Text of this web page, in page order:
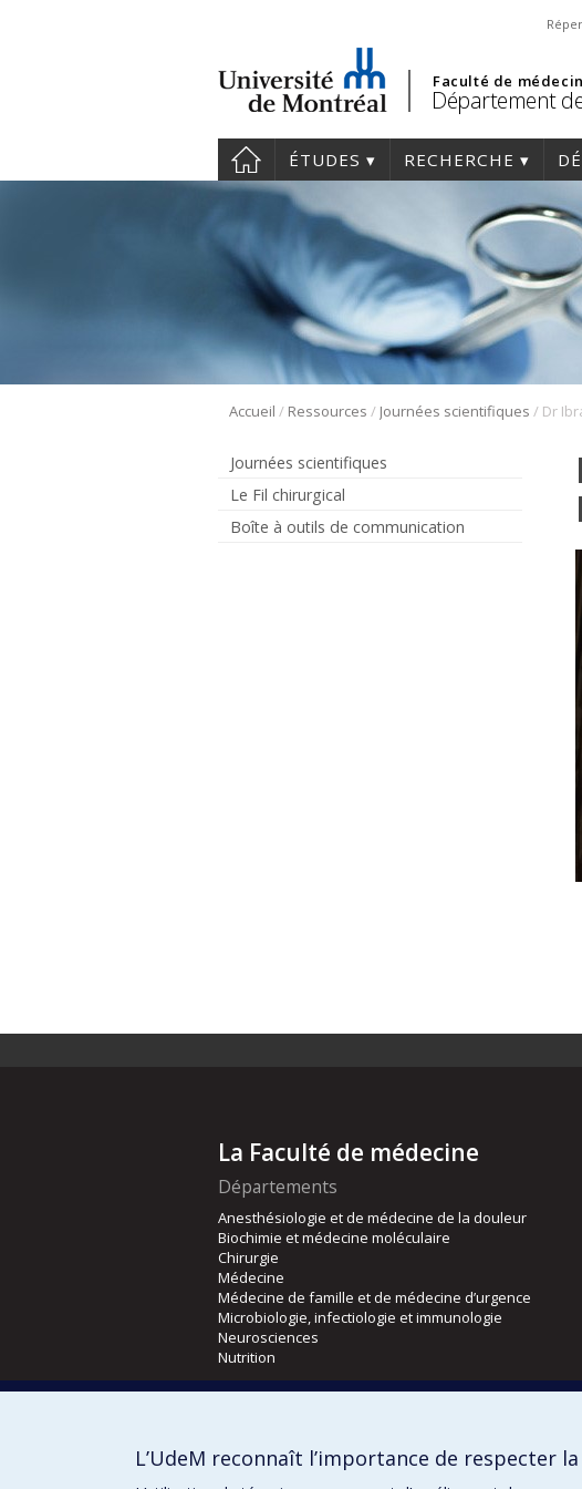
Faculté de
Département
ÉTUDES RECHERCHE
Accueil / Ressources / Journées scientifiques /
Journées scientifiques
Le Fil chirurgical
Boîte à outils de communication
La Faculté de médecine
Départements
Anesthésiologie et de médecine de la douleur
Biochimie et médecine moléculaire
Chirurgie
Médecine
Médecine de famille et de médecine d’urgence
Microbiologie, infectiologie et immunologie
Neurosciences
Nutrition
Orthophonie et audiologie
L’UdeM reconnaît l’importance de respecter